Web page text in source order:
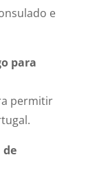
e
para
permitir
de